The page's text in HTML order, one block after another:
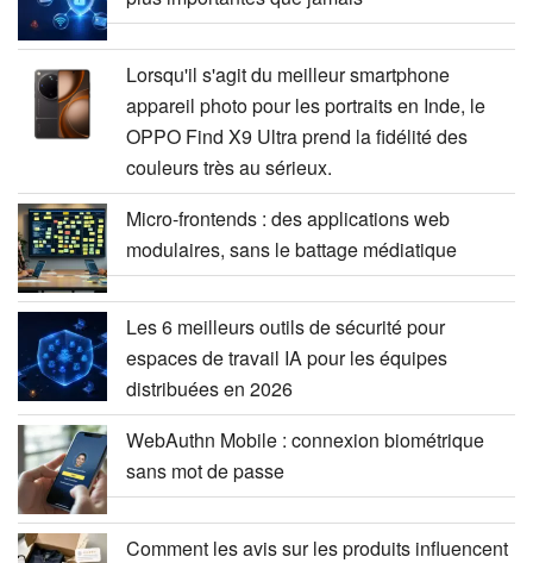
Lorsqu'il s'agit du meilleur smartphone
appareil photo pour les portraits en Inde, le
OPPO Find X9 Ultra prend la fidélité des
couleurs très au sérieux.
Micro-frontends : des applications web
modulaires, sans le battage médiatique
Les 6 meilleurs outils de sécurité pour
espaces de travail IA pour les équipes
distribuées en 2026
WebAuthn Mobile : connexion biométrique
sans mot de passe
Comment les avis sur les produits influencent